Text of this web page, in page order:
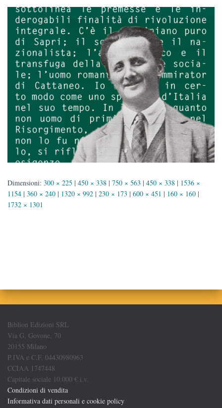
Dimensioni: 300 × 225 | 450 × 338 | 750 × 563 | 450 × 338 | 1536 ×
1154 | 360 × 240 | 1320 × 992 | 230 × 173 | 600 × 451 | 160 × 160 |
1732 × 1301
Biblion Edizioni SRL
Via G. Govone, 70
20155 Milano
P.IVA e C.F. 04430980963
CCIAA 1747448
Capitale sociale 10.000 € i.v.
Condizioni di vendita
Informativa dati personali e cookie policy